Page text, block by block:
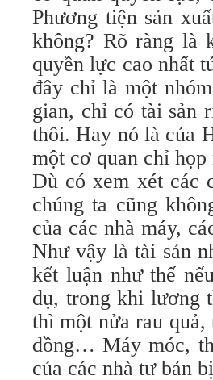
Phương tiện sản
không? Rõ ràng là
quyền lực cao nhất
đây chỉ là một
gian, chỉ có tài sản
thôi. Hay nó là của
một cơ quan chỉ
Dù có xem xét các
chúng ta cũng
của các nhà máy,
Như vậy là tài sản
kết luận như thế
dụ, trong khi lương
thì một nửa rau
đồng… Máy móc,
của các nhà tư bản